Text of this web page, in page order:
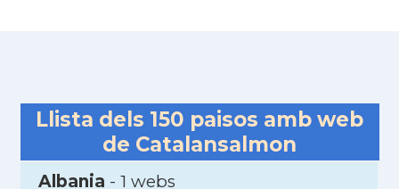
Llista dels 150 paisos amb web
de Catalansalmon
Albania - 1 webs